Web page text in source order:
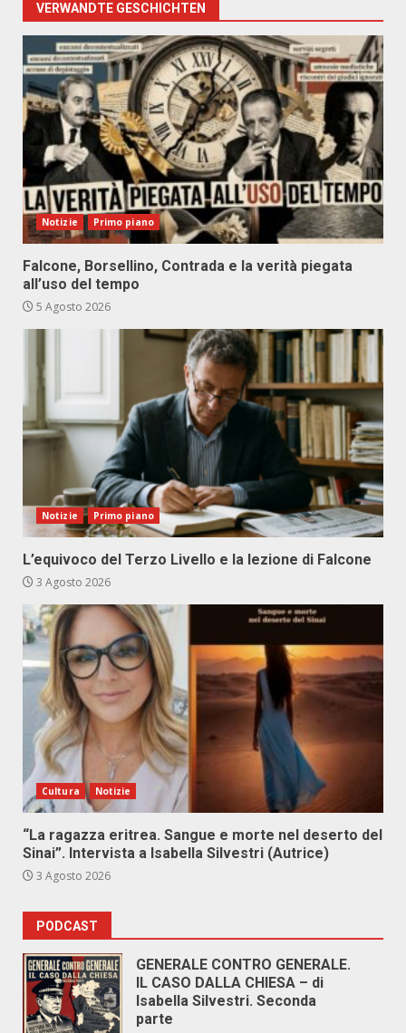
VERWANDTE GESCHICHTEN
Notizie Primo piano
Falcone, Borsellino, Contrada e la verità piegata
all’uso del tempo
5 Agosto 2026
Notizie Primo piano
L’equivoco del Terzo Livello e la lezione di Falcone
3 Agosto 2026
Cultura Notizie
“La ragazza eritrea. Sangue e morte nel deserto del
Sinai”. Intervista a Isabella Silvestri (Autrice)
3 Agosto 2026
PODCAST
GENERALE CONTRO GENERALE.
IL CASO DALLA CHIESA – di
Isabella Silvestri. Seconda
parte